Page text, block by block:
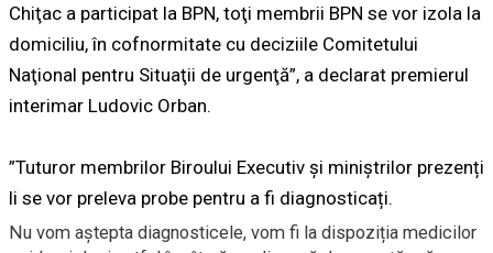
Chiţac a participat la BPN, toţi membrii BPN se vor izola la
domiciliu, în cofnormitate cu deciziile Comitetului
Naţional pentru Situaţii de urgenţă”, a declarat premierul
interimar Ludovic Orban.
”Tuturor membrilor Biroului Executiv și miniștrilor prezenți
li se vor preleva probe pentru a fi diagnosticați.
Nu vom aștepta diagnosticele, vom fi la dispoziția medicilor